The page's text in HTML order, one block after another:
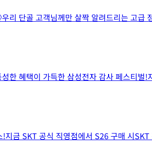
리 단골 고객님께만 살짝 알려드리는 고
한 혜택이 가득한 삼성전자 감사 페스티
금 SKT 공식 직영점에서 S26 구매 시